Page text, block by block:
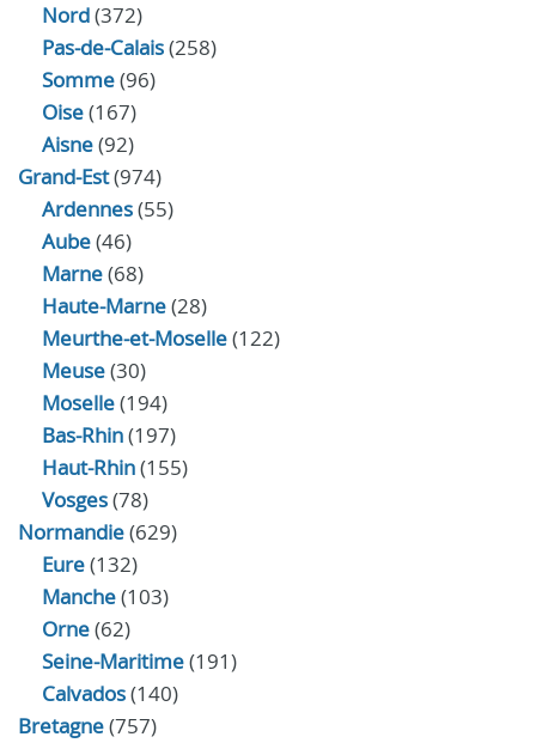
Nord(372)
Pas-de-Calais(258)
Somme(96)
Oise(167)
Aisne(92)
Grand-Est(974)
Ardennes(55)
Aube(46)
Marne(68)
Haute-Marne(28)
Meurthe-et-Moselle(122)
Meuse(30)
Moselle(194)
Bas-Rhin(197)
Haut-Rhin(155)
Vosges(78)
Normandie(629)
Eure(132)
Manche(103)
Orne(62)
Seine-Maritime(191)
Calvados(140)
Bretagne(757)